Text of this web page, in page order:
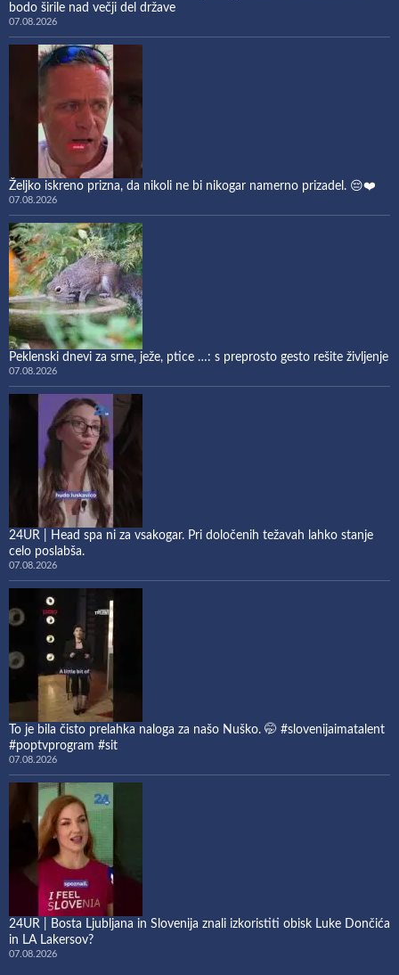
bodo širile nad večji del države
07.08.2026
Željko iskreno prizna, da nikoli ne bi nikogar namerno prizadel. 😔❤️
07.08.2026
Peklenski dnevi za srne, ježe, ptice …: s preprosto gesto rešite življenje
07.08.2026
24UR | Head spa ni za vsakogar. Pri določenih težavah lahko stanje
celo poslabša.
07.08.2026
To je bila čisto prelahka naloga za našo Nuško. 🤭 #slovenijaimatalent
#poptvprogram #sit
07.08.2026
24UR | Bosta Ljubljana in Slovenija znali izkoristiti obisk Luke Dončića
in LA Lakersov?
07.08.2026